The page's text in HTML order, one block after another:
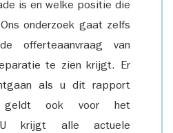
is en welke positie die
onderzoek gaat zelfs
offerteaanvraag van
te zien krijgt. Er
als u dit rapport
geldt ook voor het
U krijgt alle actuele